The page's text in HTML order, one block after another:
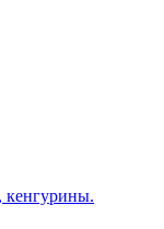
кенгурины.